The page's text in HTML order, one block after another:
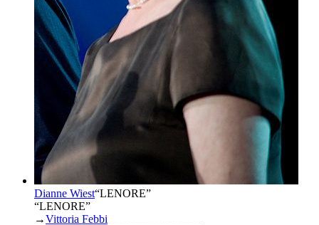
Dianne Wiest“LENORE”
“LENORE”
→Vittoria Febbi